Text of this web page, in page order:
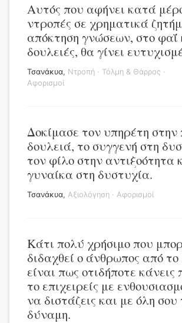
Αυτός που αφήνει κατά
ντροπές σε χρηματικά
απόκτηση γνώσεων, στο φαΐ
δουλειές, θα γίνει
Τσανάκυα, Ντροπή · Τόλμη & Θάρρος ·
Αφορισμοί
Δοκίμασε τον υπηρέτη στην
δουλειά, το συγγενή στη
τον φίλο στην αντιξοότητα
γυναίκα στη δυστυχία.
Τσανάκυα, Αξιολόγηση · Αφορισμοί
Κάτι πολύ χρήσιμο που
διδαχθεί ο άνθρωπος από το
είναι πως οτιδήποτε κάνεις
το επιχειρείς με
να διστάζεις και με όλη σου
δύναμη.